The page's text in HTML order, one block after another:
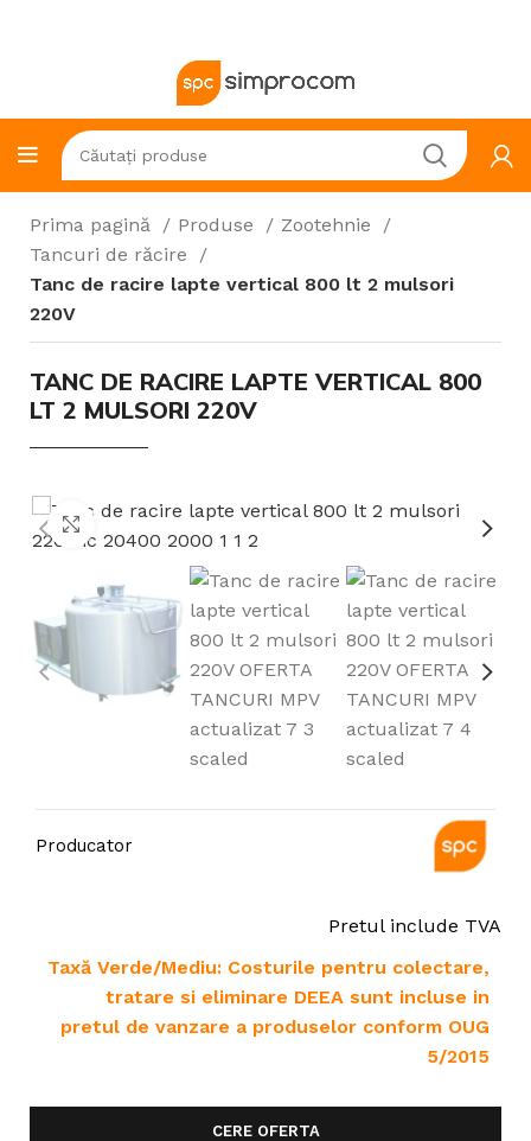
Prima pagină Produse
Zootehnie
Tancuri de răcire
Tanc de racire lapte vertical 800 lt 2 mulsori
220V
TANC DE RACIRE LAPTE VERTICAL 800
LT 2 MULSORI 220V
Click to enlarge
Producator
Pretul include TVA
Taxă Verde/Mediu: Costurile pentru colectare,
tratare si eliminare DEEA sunt incluse in
pretul de vanzare a produselor conform OUG
5/2015
CERE OFERTA